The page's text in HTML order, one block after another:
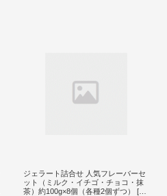
ジェラート詰合せ 人気フレーバーセ
ット（ミルク・イチゴ・チョコ・抹
茶）約100g×8個（各種2個ずつ） [ジ